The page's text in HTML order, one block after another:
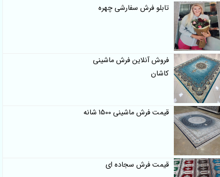
تابلو فرش سفارشی چهره
فروش آنلاین فرش ماشینی
کاشان
قیمت فرش ماشینی 1500 شانه
قیمت فرش سجاده ای